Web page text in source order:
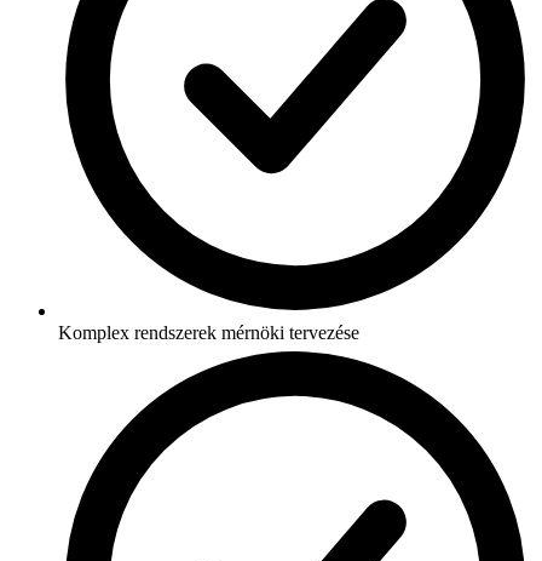
Komplex rendszerek mérnöki tervezése